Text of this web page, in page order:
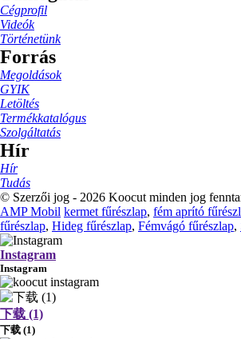
Cégprofil
Videók
Történetünk
Forrás
Megoldások
GYIK
Letöltés
Termékkatalógus
Szolgáltatás
Hír
Hír
Tudás
© Szerzői jog - 2026 Koocut minden jog
AMP Mobil kermet fűrészlap, fém aprító
fűrészlap, Hideg fűrészlap, Fémvágó fűrészlap,
Instagram
Instagram
下载 (1)
下载 (1)